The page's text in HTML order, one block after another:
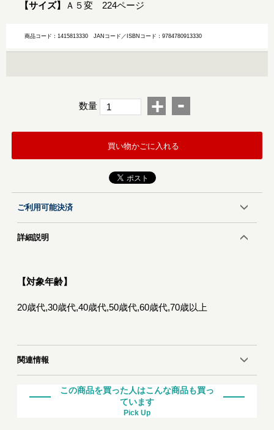
【サイズ】 Ａ５変 224ページ
商品コード：1415813330JANコード／ISBNコード：9784780913330
数量 + -
買い物かごに入れる
ご利用可能決済
詳細説明
【対象年齢】
20歳代,30歳代,40歳代,50歳代,60歳代,70歳以上
関連情報
この商品を買った人はこんな商品も買っ
ています
Pick Up